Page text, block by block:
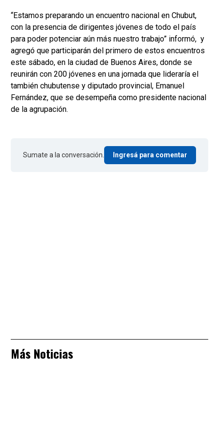
“Estamos preparando un encuentro nacional en Chubut,
con la presencia de dirigentes jóvenes de todo el país
para poder potenciar aún más nuestro trabajo” informó, y
agregó que participarán del primero de estos encuentros
este sábado, en la ciudad de Buenos Aires, donde se
reunirán con 200 jóvenes en una jornada que lideraría el
también chubutense y diputado provincial, Emanuel
Fernández, que se desempeña como presidente nacional
de la agrupación.
Sumate a la conversación. Ingresá para comentar
Más Noticias